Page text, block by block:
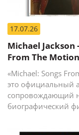
17.07.26
Michael Jackson
From The
«Michael: Songs
это официальный
сопровождающий
биографический